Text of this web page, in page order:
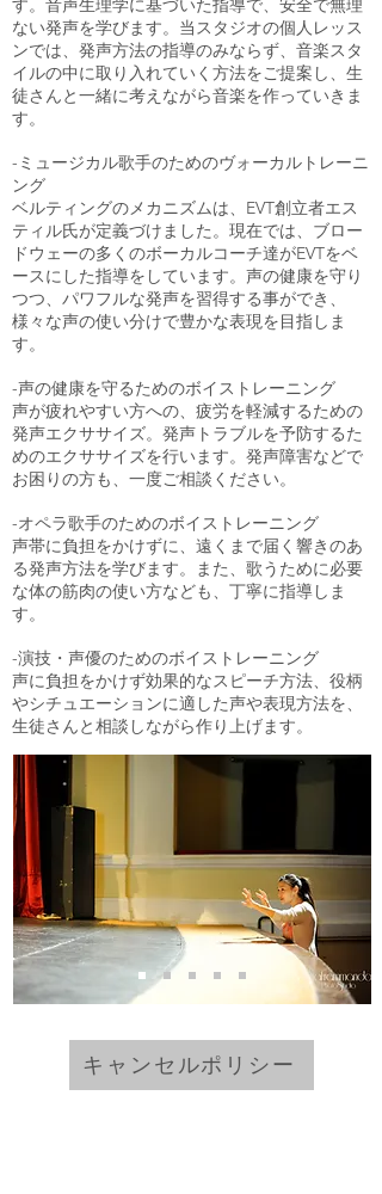
す。音声生理学に基づいた指導で、安全で無理
ない発声を学びます。 当スタジオの個人レッス
ンでは、発声方法の指導のみならず、音楽スタ
イルの中に取り入れていく方法をご提案し、生
徒さんと一緒に考えながら音楽を作っていきま
す。
-ミュージカル歌手のためのヴォーカルトレーニ
ング
ベルティングのメカニズムは、EVT創立者エス
ティル氏が定義づけました。現在では、ブロー
ドウェーの多くのボーカルコーチ達がEVTをベ
ースにした指導をしています。声の健康を守り
つつ、パワフルな発声を習得する事ができ、
様々な声の使い分けで豊かな表現を目指しま
す。
-声の健康を守るためのボイストレーニング
声が疲れやすい方への、疲労を軽減するための
発声エクササイズ。発声トラブルを予防するた
めのエクササイズを行います。発声障害などで
お困りの方も、一度ご相談ください。
-オペラ歌手のためのボイストレーニング
声帯に負担をかけずに、遠くまで届く響きのあ
る発声方法を学びます。また、歌うために必要
な体の筋肉の使い方なども、丁寧に指導しま
す。
-演技・声優のためのボイストレーニング
声に負担をかけず効果的なスピーチ方法、役柄
やシチュエーションに適した声や表現方法を、
生徒さんと相談しながら作り上げます。
キャンセルポリシー